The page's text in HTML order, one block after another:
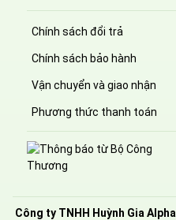
Chính sách đổi trả
Chính sách bảo hành
Vận chuyển và giao nhận
Phương thức thanh toán
Công ty TNHH Huỳnh Gia Alpha